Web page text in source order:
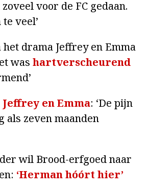
voor de FC gedaan.
veel’
het drama Jeffrey en Emma
washartverscheurend
en Emma: ‘De pijn
als zeven maanden
wil Brood-erfgoed naar
‘Herman hóórt hier’